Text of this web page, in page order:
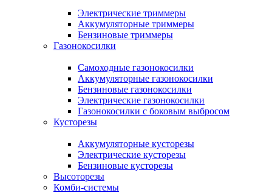
Электрические триммеры
Аккумуляторные триммеры
Бензиновые триммеры
Газонокосилки
Самоходные газонокосилки
Аккумуляторные газонокосилки
Бензиновые газонокосилки
Электрические газонокосилки
Газонокосилки с боковым выбросом
Кусторезы
Аккумуляторные кусторезы
Электрические кусторезы
Бензиновые кусторезы
Высоторезы
Комби-системы